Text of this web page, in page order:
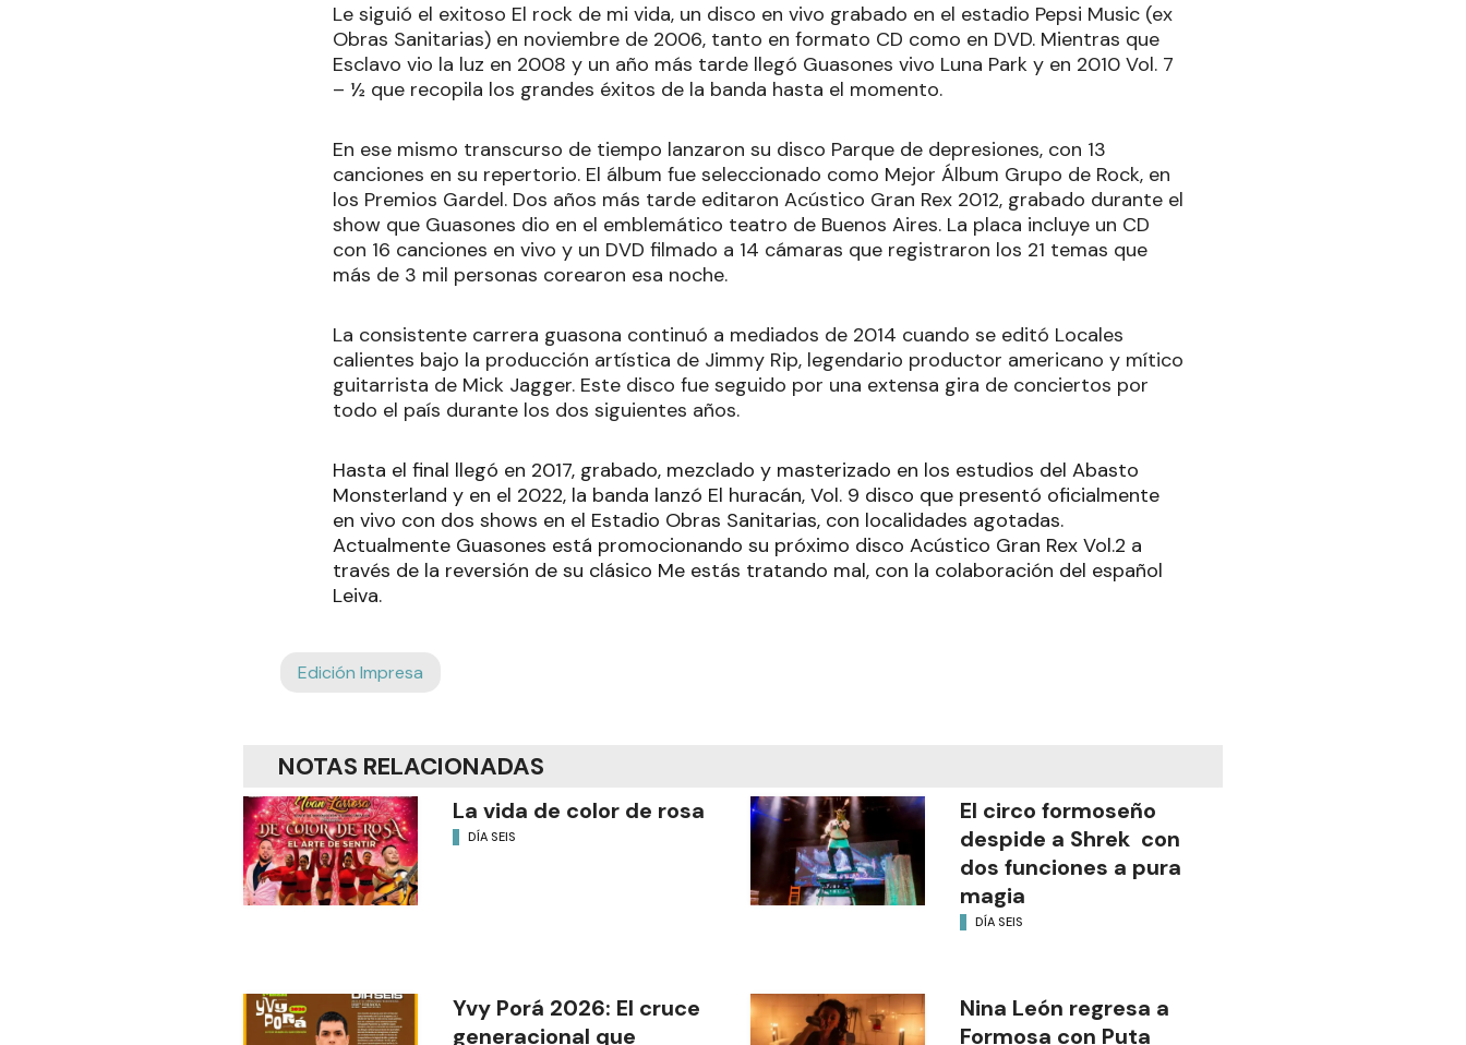
Le siguió el exitoso El rock de mi vida, un disco en vivo grabado en el estadio Pepsi Music (ex
Obras Sanitarias) en noviembre de 2006, tanto en formato CD como en DVD. Mientras que
Esclavo vio la luz en 2008 y un año más tarde llegó Guasones vivo Luna Park y en 2010 Vol. 7
– ½ que recopila los grandes éxitos de la banda hasta el momento.
En ese mismo transcurso de tiempo lanzaron su disco Parque de depresiones, con 13
canciones en su repertorio. El álbum fue seleccionado como Mejor Álbum Grupo de Rock, en
los Premios Gardel. Dos años más tarde editaron Acústico Gran Rex 2012, grabado durante el
show que Guasones dio en el emblemático teatro de Buenos Aires. La placa incluye un CD
con 16 canciones en vivo y un DVD filmado a 14 cámaras que registraron los 21 temas que
más de 3 mil personas corearon esa noche.
La consistente carrera guasona continuó a mediados de 2014 cuando se editó Locales
calientes bajo la producción artística de Jimmy Rip, legendario productor americano y mítico
guitarrista de Mick Jagger. Este disco fue seguido por una extensa gira de conciertos por
todo el país durante los dos siguientes años.
Hasta el final llegó en 2017, grabado, mezclado y masterizado en los estudios del Abasto
Monsterland y en el 2022, la banda lanzó El huracán, Vol. 9 disco que presentó oficialmente
en vivo con dos shows en el Estadio Obras Sanitarias, con localidades agotadas.
Actualmente Guasones está promocionando su próximo disco Acústico Gran Rex Vol.2 a
través de la reversión de su clásico Me estás tratando mal, con la colaboración del español
Leiva.
Edición Impresa
NOTAS RELACIONADAS
La vida de color de rosa
DÍA SEIS
El circo formoseño
despide a Shrek con
dos funciones a pura
magia
DÍA SEIS
Yvy Porá 2026: El cruce
generacional que
Nina León regresa a
Formosa con Puta